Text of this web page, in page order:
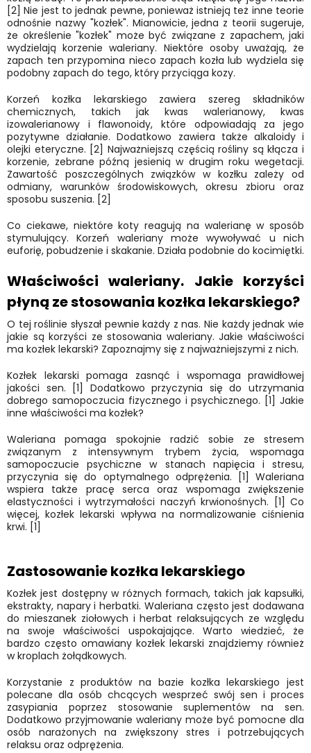
[2] Nie jest to jednak pewne, ponieważ istnieją też inne teorie
odnośnie nazwy "kozłek". Mianowicie, jedna z teorii sugeruje,
że określenie "kozłek" może być związane z zapachem, jaki
wydzielają korzenie waleriany. Niektóre osoby uważają, że
zapach ten przypomina nieco zapach kozła lub wydziela się
podobny zapach do tego, który przyciąga kozy.
Korzeń kozłka lekarskiego zawiera szereg składników
chemicznych, takich jak kwas walerianowy, kwas
izowalerianowy i flawonoidy, które odpowiadają za jego
pozytywne działanie. Dodatkowo zawiera także alkaloidy i
olejki eteryczne. [2] Najważniejszą częścią rośliny są kłącza i
korzenie, zebrane późną jesienią w drugim roku wegetacji.
Zawartość poszczególnych związków w kozłku zależy od
odmiany, warunków środowiskowych, okresu zbioru oraz
sposobu suszenia. [2]
Co ciekawe, niektóre koty reagują na walerianę w sposób
stymulujący. Korzeń waleriany może wywoływać u nich
euforię, pobudzenie i skakanie. Działa podobnie do kocimiętki.
Właściwości waleriany. Jakie korzyści
płyną ze stosowania kozłka lekarskiego?
O tej roślinie słyszał pewnie każdy z nas. Nie każdy jednak wie
jakie są korzyści ze stosowania waleriany. Jakie właściwości
ma kozłek lekarski? Zapoznajmy się z najważniejszymi z nich.
Kozłek lekarski pomaga zasnąć i wspomaga prawidłowej
jakości sen. [1] Dodatkowo przyczynia się do utrzymania
dobrego samopoczucia fizycznego i psychicznego. [1] Jakie
inne właściwości ma kozłek?
Waleriana pomaga spokojnie radzić sobie ze stresem
związanym z intensywnym trybem życia, wspomaga
samopoczucie psychiczne w stanach napięcia i stresu,
przyczynia się do optymalnego odprężenia. [1] Waleriana
wspiera także pracę serca oraz wspomaga zwiększenie
elastyczności i wytrzymałości naczyń krwionośnych. [1] Co
więcej, kozłek lekarski wpływa na normalizowanie ciśnienia
krwi. [1]
Zastosowanie kozłka lekarskiego
Kozłek jest dostępny w różnych formach, takich jak kapsułki,
ekstrakty, napary i herbatki. Waleriana często jest dodawana
do mieszanek ziołowych i herbat relaksujących ze względu
na swoje właściwości uspokajające. Warto wiedzieć, że
bardzo często omawiany kozłek lekarski znajdziemy również
w kroplach żołądkowych.
Korzystanie z produktów na bazie kozłka lekarskiego jest
polecane dla osób chcących wesprzeć swój sen i proces
zasypiania poprzez stosowanie suplementów na sen.
Dodatkowo przyjmowanie waleriany może być pomocne dla
osób narażonych na zwiększony stres i potrzebujących
relaksu oraz odprężenia.